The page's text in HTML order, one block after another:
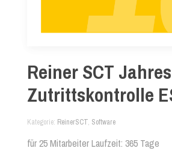
Reiner SCT
Zutrittskontrolle
Kategorie ReinerSCT, Software
für 25 Mitarbeiter Laufzeit: 365 Tage